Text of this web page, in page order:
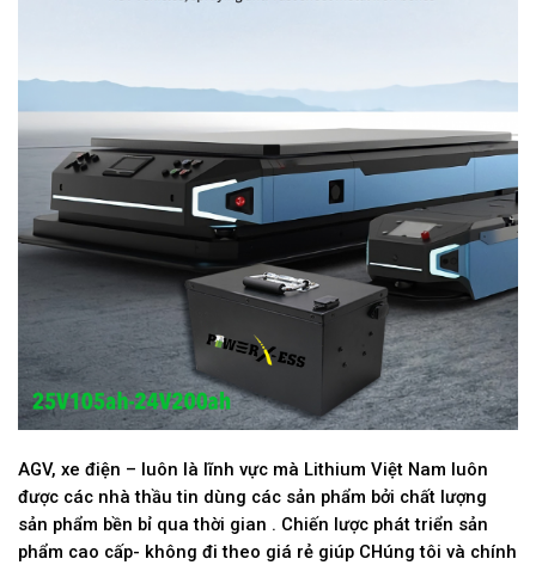
AGV, xe điện – luôn là lĩnh vực mà Lithium Việt Nam luôn
được các nhà thầu tin dùng các sản phẩm bởi chất lượng
sản phẩm bền bỉ qua thời gian . Chiến lược phát triển sản
phẩm cao cấp- không đi theo giá rẻ giúp CHúng tôi và chính